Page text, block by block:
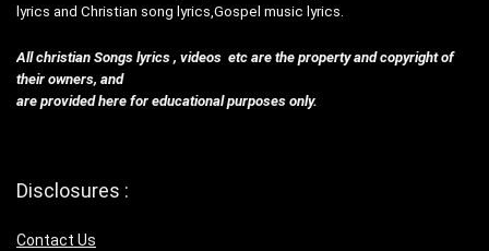
lyrics and Christian song lyrics,Gospel music lyrics.
All christian Songs lyrics , videos etc are the property and copyright of
their owners, and
are provided here for educational purposes only.
Disclosures :
Contact Us